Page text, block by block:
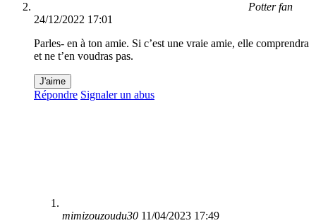
Potter fan
24/12/2022 17:01
Parles- en à ton amie. Si c’est une vraie amie, elle comprendra
et ne t’en voudras pas.
J'aime
Répondre Signaler un abus
mimizouzoudu30 11/04/2023 17:49